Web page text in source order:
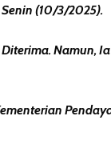
(10/3/2025).
Namun,